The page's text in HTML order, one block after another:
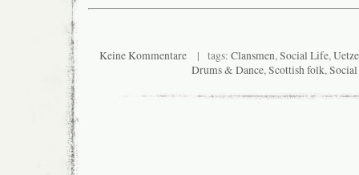
Keine Kommentare | tags: Clansmen, Social Life, Uetze
Drums & Dance, Scottish folk,